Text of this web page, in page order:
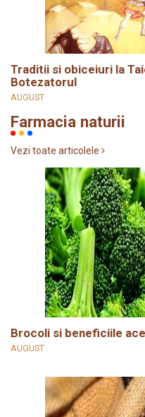
Traditii si obiceiuri la
Botezatorul
AUGUST
Farmacia naturii
Vezi toate articolele
Brocoli si beneficiile
AUGUST